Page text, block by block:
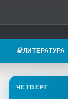
ЛИТЕРАТУРА
ЧЕТВЕРГ